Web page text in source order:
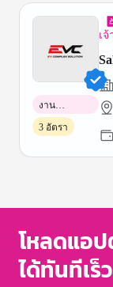
เ
งาน
พาร์ทไทม์
3 อัตรา
of
โหลดแอ
ได้ทันทีเร็